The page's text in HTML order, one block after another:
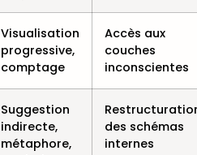
Visualisation
progressive,
comptage
Accès aux
couches
inconscientes
Suggestion
indirecte,
métaphore,
des schémas
internes